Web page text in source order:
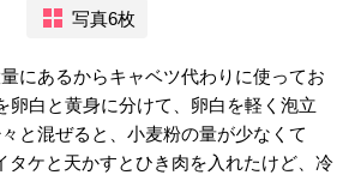
写真6枚
にあるからキャベツ代わりに使ってお
卵白と黄身に分けて、卵白を軽く泡立
と混ぜると、小麦粉の量が少なくて
タケと天かすとひき肉を入れたけど、冷